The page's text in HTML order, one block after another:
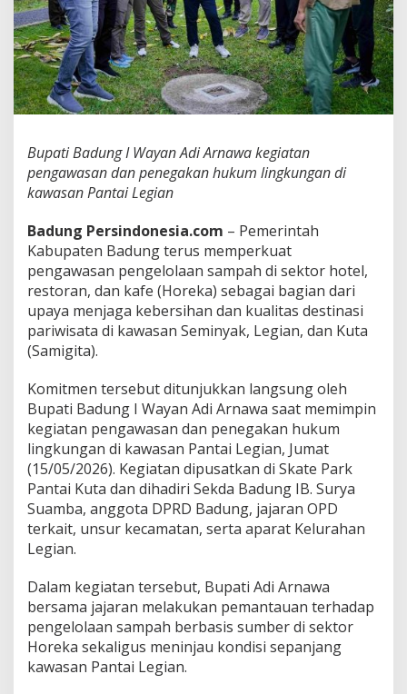
e
n
a
h
i
S
a
a
h
P
e
n
a
t
a
a
a
n
t
a
i
d
K
a
w
n
S
a
m
Bupati Badung I Wayan Adi Arnawa kegiatan
pengawasan dan penegakan hukum lingkungan di
kawasan Pantai Legian
Badung Persindonesia.com – Pemerintah
Kabupaten Badung terus memperkuat
pengawasan pengelolaan sampah di sektor hotel,
restoran, dan kafe (Horeka) sebagai bagian dari
upaya menjaga kebersihan dan kualitas destinasi
pariwisata di kawasan Seminyak, Legian, dan Kuta
(Samigita).
Komitmen tersebut ditunjukkan langsung oleh
Bupati Badung I Wayan Adi Arnawa saat memimpin
kegiatan pengawasan dan penegakan hukum
lingkungan di kawasan Pantai Legian, Jumat
(15/05/2026). Kegiatan dipusatkan di Skate Park
Pantai Kuta dan dihadiri Sekda Badung IB. Surya
Suamba, anggota DPRD Badung, jajaran OPD
terkait, unsur kecamatan, serta aparat Kelurahan
Legian.
Dalam kegiatan tersebut, Bupati Adi Arnawa
bersama jajaran melakukan pemantauan terhadap
pengelolaan sampah berbasis sumber di sektor
Horeka sekaligus meninjau kondisi sepanjang
kawasan Pantai Legian.